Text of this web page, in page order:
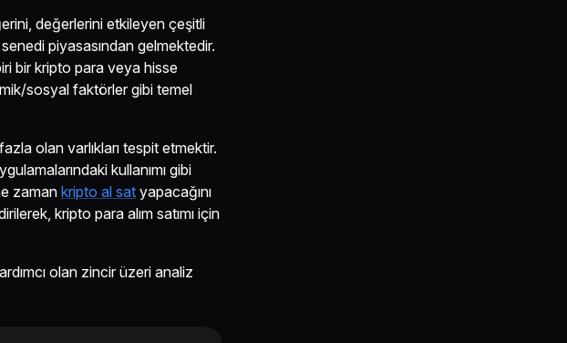
değerlerini etkileyen çeşitli
piyasasından gelmektedir.
bir kripto para veya hisse
sosyal faktörler gibi temel
olan varlıkları tespit etmektir.
kullanımı gibi
zaman kripto al sat yapacağını
kripto para alım satımı için
olan zincir üzeri analiz